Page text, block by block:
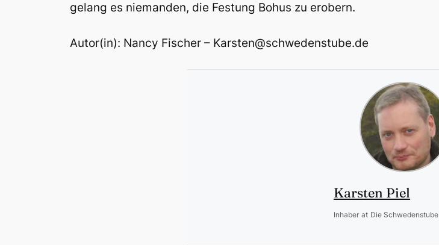
gelang es niemanden, die Festung Bohus zu erobern.
Autor(in): Nancy Fischer – Karsten@schwedenstube.de
Karsten Piel
Inhaber at Die Schwedenstube